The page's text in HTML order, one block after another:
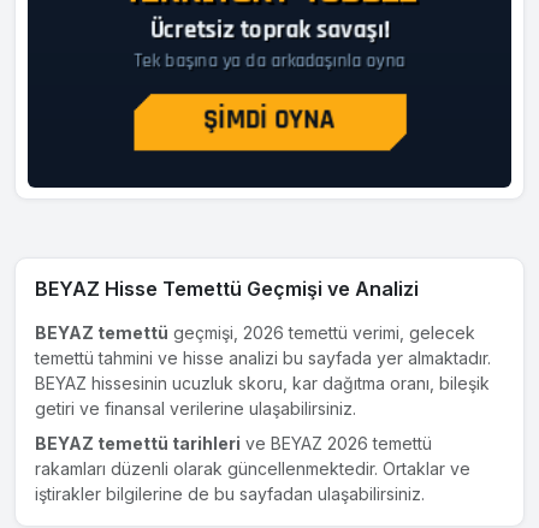
BEYAZ Hisse Temettü Geçmişi ve Analizi
BEYAZ temettü geçmişi, 2026 temettü verimi, gelecek
temettü tahmini ve hisse analizi bu sayfada yer almaktadır.
BEYAZ hissesinin ucuzluk skoru, kar dağıtma oranı, bileşik
getiri ve finansal verilerine ulaşabilirsiniz.
BEYAZ temettü tarihleri ve BEYAZ 2026 temettü
rakamları düzenli olarak güncellenmektedir. Ortaklar ve
iştirakler bilgilerine de bu sayfadan ulaşabilirsiniz.